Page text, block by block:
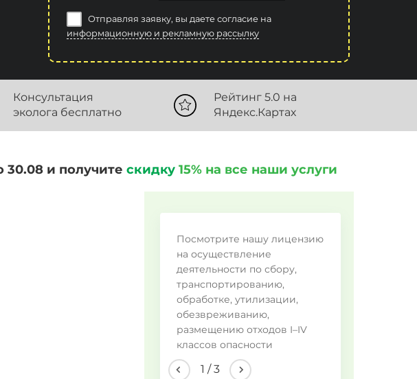
Отправляя заявку, вы даете согласие на
информационную и рекламную рассылку
Консультация
эколога бесплатно
Рейтинг 5.0 на
Яндекс.Картах
30.08 и получите скидку 15% на все наши услуги
Посмотрите нашу лицензию
на осуществление
деятельности по сбору,
транспортированию,
обработке, утилизации,
обезвреживанию,
размещению отходов I–IV
классов опасности
2 /3